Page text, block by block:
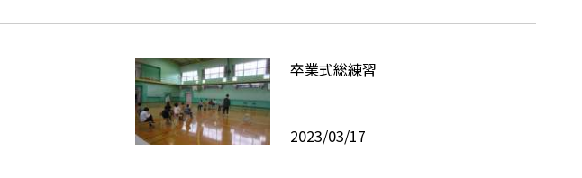
卒業式総練習
2023/03/17